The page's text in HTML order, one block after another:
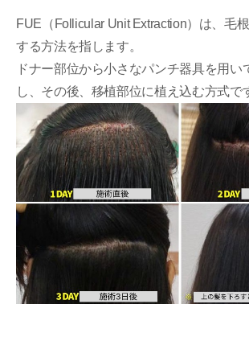
FUE（Follicular Unit Extraction）は、毛
する方法を指します。
ドナー部位から小さなパンチ器具を用い
し、その後、移植部位に植え込む方式で